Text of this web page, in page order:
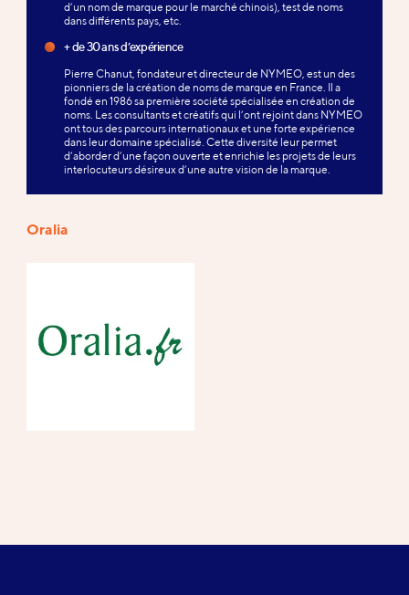
d’un nom de marque pour le marché chinois), test de noms
dans différents pays, etc.
+ de 30 ans d’expérience
Pierre Chanut, fondateur et directeur de NYMEO, est un des
pionniers de la création de noms de marque en France. Il a
fondé en 1986 sa première société spécialisée en création de
noms. Les consultants et créatifs qui l’ont rejoint dans NYMEO
ont tous des parcours internationaux et une forte expérience
dans leur domaine spécialisé. Cette diversité leur permet
d’aborder d’une façon ouverte et enrichie les projets de leurs
interlocuteurs désireux d’une autre vision de la marque.
Références
Oralia